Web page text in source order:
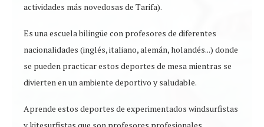
actividades más novedosas de Tarifa).
Es una escuela bilingüe con profesores de diferentes
nacionalidades (inglés, italiano, alemán, holandés...) donde
se pueden practicar estos deportes de mesa mientras se
divierten en un ambiente deportivo y saludable.
Aprende estos deportes de experimentados windsurfistas